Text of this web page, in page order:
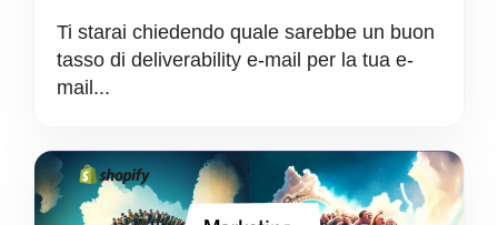
Ti starai chiedendo quale sarebbe un buon
tasso di deliverability e-mail per la tua e-
mail...